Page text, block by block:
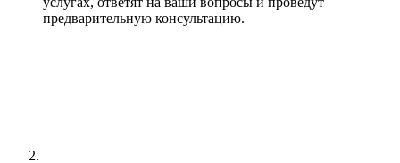
предварительную консультацию.